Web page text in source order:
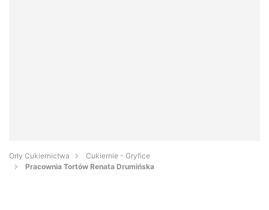
Orły Cukiernictwa
Cukiernie - Gryfice
Pracownia Tortów Renata Drumińska